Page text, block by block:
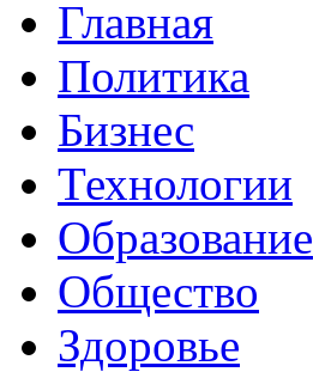
Главная
Политика
Бизнес
Технологии
Образование
Общество
Здоровье